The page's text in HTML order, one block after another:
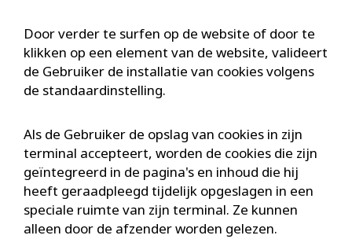
Door verder te surfen op de website of door te
klikken op een element van de website, valideert
de Gebruiker de installatie van cookies volgens
de standaardinstelling.
Als de Gebruiker de opslag van cookies in zijn
terminal accepteert, worden de cookies die zijn
geïntegreerd in de pagina's en inhoud die hij
heeft geraadpleegd tijdelijk opgeslagen in een
speciale ruimte van zijn terminal. Ze kunnen
alleen door de afzender worden gelezen.